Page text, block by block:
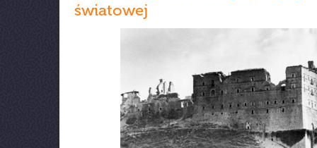
światowej